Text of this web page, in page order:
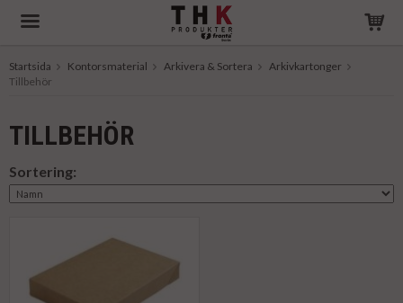
Startsida Kontorsmaterial Arkivera & Sortera
Arkivkartonger
Tillbehör
TILLBEHÖR
Sortering: